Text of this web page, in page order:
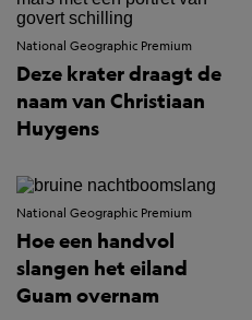
National Geographic Premium
Deze krater draagt de
naam van Christiaan
Huygens
National Geographic Premium
Hoe een handvol
slangen het eiland
Guam overnam